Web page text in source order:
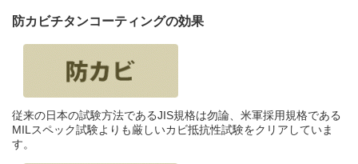
防カビチタンコーティングの効果
従来の日本の試験方法であるJIS規格は勿論、米軍採用規格である
MILスペック試験よりも厳しいカビ抵抗性試験をクリアしていま
す。